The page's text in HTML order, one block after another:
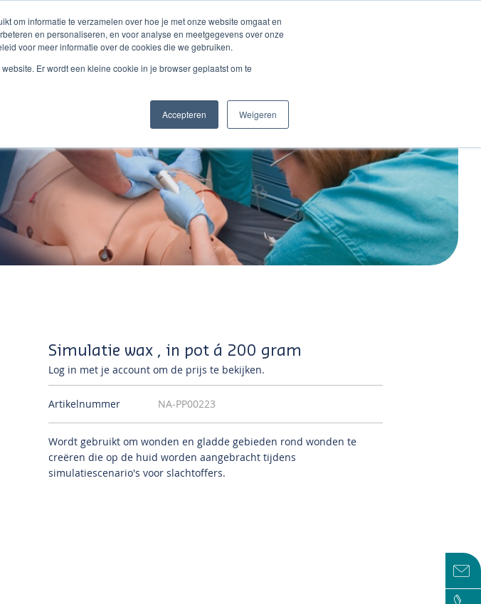
om informatie te verzamelen over hoe je met onze website omgaat en
en personaliseren, en voor analyse en meetgegevens over onze
voor meer informatie over de cookies die we gebruiken.
Er wordt een kleine cookie in je browser geplaatst om te
Accepteren Weigeren
Simulatie wax , in pot á 200 gram
Log in met je account om de prijs te bekijken.
Artikelnummer NA-PP00223
Wordt gebruikt om wonden en gladde gebieden rond wonden te
creëren die op de huid worden aangebracht tijdens
simulatiescenario's voor slachtoffers.